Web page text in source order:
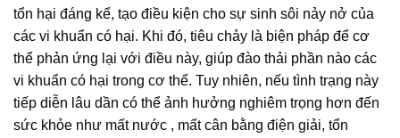
tổn hại đáng kể, tạo điều kiện cho sự sinh sôi nảy nở của
các vi khuẩn có hại. Khi đó, tiêu chảy là biện pháp để cơ
thể phản ứng lại với điều này, giúp đào thải phần nào các
vi khuẩn có hại trong cơ thể. Tuy nhiên, nếu tình trạng này
tiếp diễn lâu dần có thể ảnh hưởng nghiêm trọng hơn đến
sức khỏe như mất nước , mất cân bằng điện giải, tổn